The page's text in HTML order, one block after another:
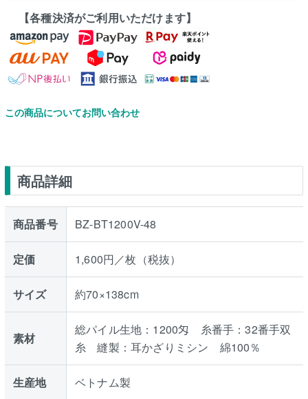
【各種決済がご利用いただけます】
この商品についてお問い合わせ
商品詳細
商品番号 BZ-BT1200V-48
定価 1,600円／枚（税抜）
サイズ 約70×138cm
素材
総パイル生地：1200匁 糸番手：32番手双
糸 縫製：耳かざりミシン 綿100％
生産地 ベトナム製